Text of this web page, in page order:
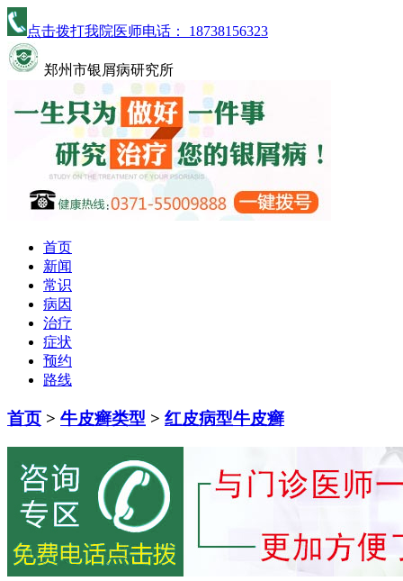
点击拨打我院医师电话： 18738156323
郑州市银屑病研究所
首页
新闻
常识
病因
治疗
症状
预约
路线
首页 > 牛皮癣类型 > 红皮病型牛皮癣